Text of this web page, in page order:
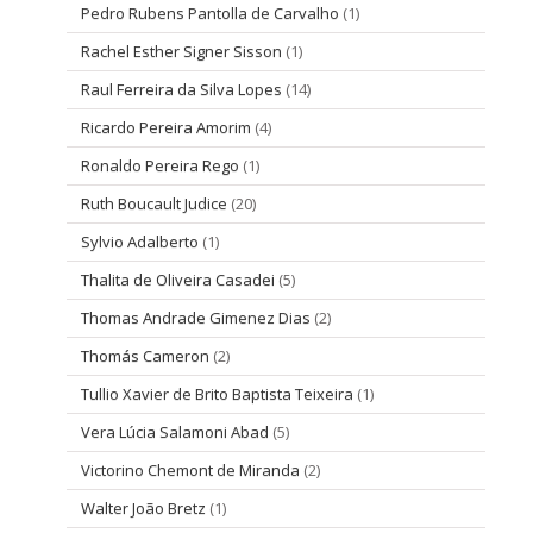
Pedro Rubens Pantolla de Carvalho (1)
Rachel Esther Signer Sisson (1)
Raul Ferreira da Silva Lopes (14)
Ricardo Pereira Amorim (4)
Ronaldo Pereira Rego (1)
Ruth Boucault Judice (20)
Sylvio Adalberto (1)
Thalita de Oliveira Casadei (5)
Thomas Andrade Gimenez Dias (2)
Thomás Cameron (2)
Tullio Xavier de Brito Baptista Teixeira (1)
Vera Lúcia Salamoni Abad (5)
Victorino Chemont de Miranda (2)
Walter João Bretz (1)